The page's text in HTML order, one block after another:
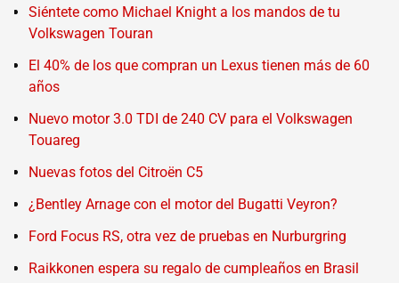
Siéntete como Michael Knight a los mandos de tu
Volkswagen Touran
El 40% de los que compran un Lexus tienen más de 60
años
Nuevo motor 3.0 TDI de 240 CV para el Volkswagen
Touareg
Nuevas fotos del Citroën C5
¿Bentley Arnage con el motor del Bugatti Veyron?
Ford Focus RS, otra vez de pruebas en Nurburgring
Raikkonen espera su regalo de cumpleaños en Brasil